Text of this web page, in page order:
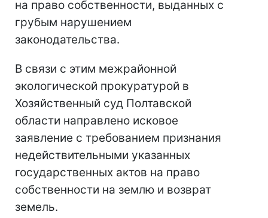
на право собственности, выданных с
грубым нарушением
законодательства.
В связи с этим межрайонной
экологической прокуратурой в
Хозяйственный суд Полтавской
области направлено исковое
заявление с требованием признания
недействительными указанных
государственных актов на право
собственности на землю и возврат
земель.